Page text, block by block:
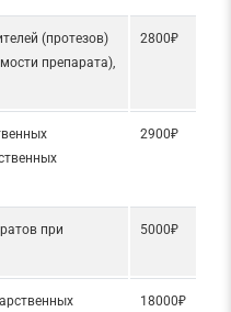
(протезов)
препарата),
2800₽
2900₽
при
5000₽
18000₽